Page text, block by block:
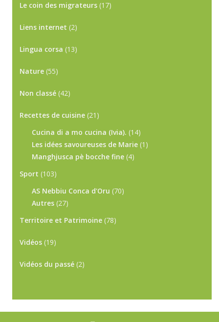
Le coin des migrateurs (17)
Liens internet (2)
Lingua corsa (13)
Nature (55)
Non classé (42)
Recettes de cuisine (21)
Cucina di a mo cucina (Ivia). (14)
Les idées savoureuses de Marie (1)
Manghjusca pè bocche fine (4)
Sport (103)
AS Nebbiu Conca d'Oru (70)
Autres (27)
Territoire et Patrimoine (78)
Vidéos (19)
Vidéos du passé (2)